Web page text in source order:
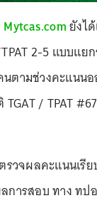
Mytcas.comยังไ
2-5 แบบแย
ตามช่วงคะแนน
TGAT / TPAT
วจผลคะแนนเรี
ารสอบ ทาง ทป